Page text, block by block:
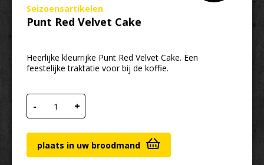
Seizoensartikelen
Punt Red Velvet Cake
Heerlijke kleurrijke Punt Red Velvet Cake. Een
feestelijke traktatie voor bij de koffie.
-
Punt Red Velvet Cake aantal
+
plaats in uw broodmand